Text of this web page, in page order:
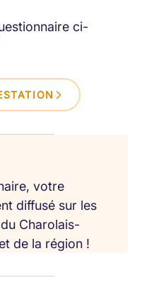
ci-
votre
diffusé sur les
Charolais-
de la région !